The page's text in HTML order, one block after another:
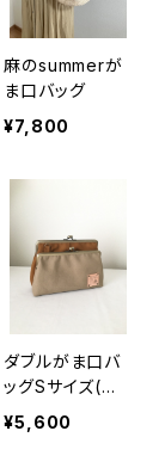
麻のsummerが
ま口バッグ
¥7,800
ダブルがま口バ
ッグSサイズ(ベ
ージュ×キャメ
ル) 持ち手別売
¥5,600